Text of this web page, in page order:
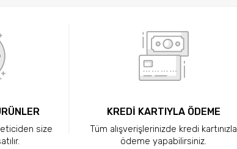
size
KREDİ KARTIYLA ÖDEME
Tüm alışverişlerinizde kredi kartınızla
ödeme yapabilirsiniz.